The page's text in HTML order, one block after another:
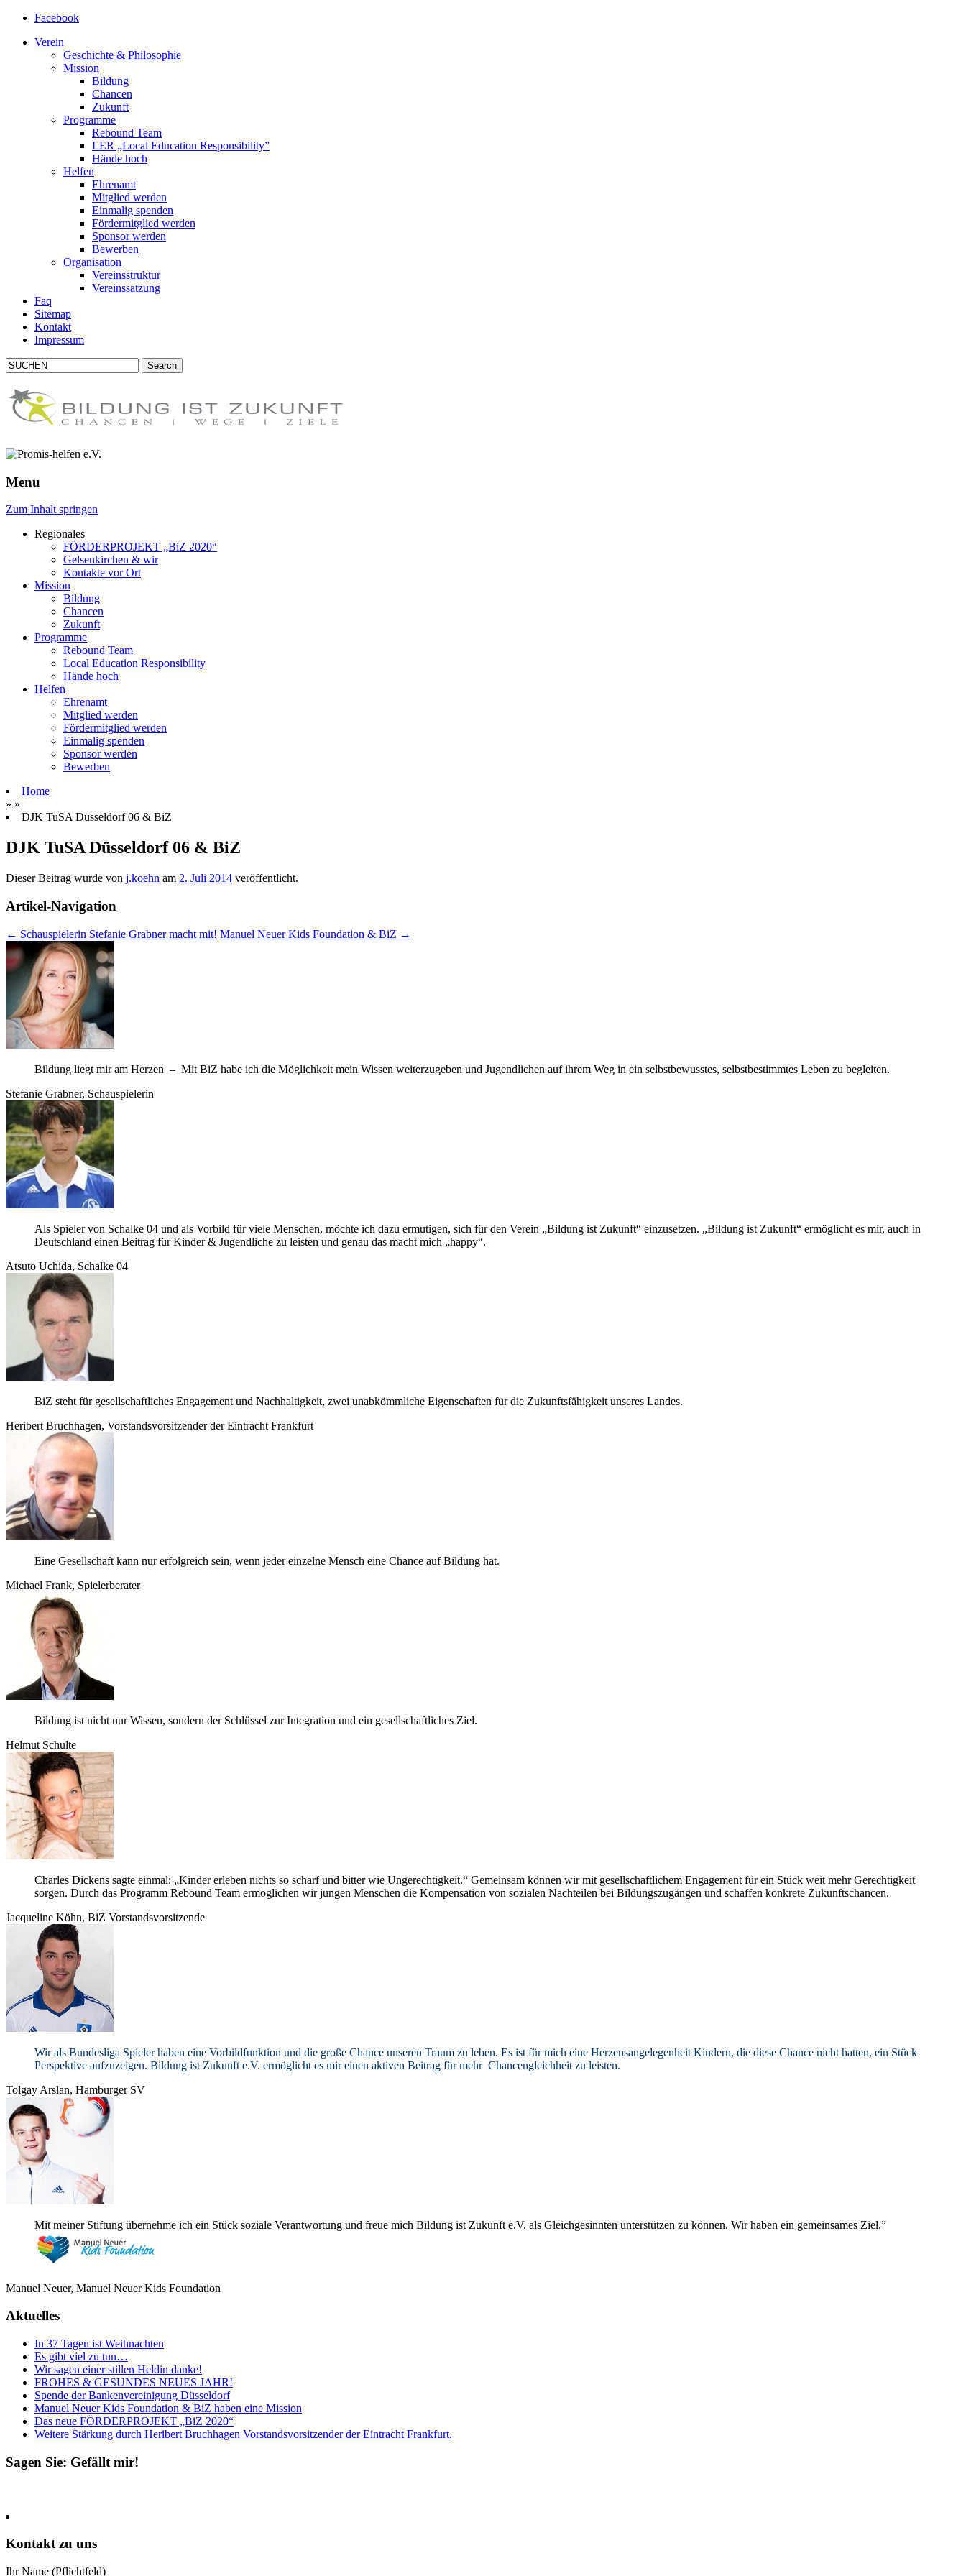
Facebook
Verein
Geschichte & Philosophie
Mission
Bildung
Chancen
Zukunft
Programme
Rebound Team
LER „Local Education Responsibility”
Hände hoch
Helfen
Ehrenamt
Mitglied werden
Einmalig spenden
Fördermitglied werden
Sponsor werden
Bewerben
Organisation
Vereinsstruktur
Vereinssatzung
Faq
Sitemap
Kontakt
Impressum
Menu
Zum Inhalt springen
Regionales
FÖRDERPROJEKT „BiZ 2020“
Gelsenkirchen & wir
Kontakte vor Ort
Mission
Bildung
Chancen
Zukunft
Programme
Rebound Team
Local Education Responsibility
Hände hoch
Helfen
Ehrenamt
Mitglied werden
Fördermitglied werden
Einmalig spenden
Sponsor werden
Bewerben
Home
» »
DJK TuSA Düsseldorf 06 & BiZ
DJK TuSA Düsseldorf 06 & BiZ
Dieser Beitrag wurde von j.koehn am 2. Juli 2014 veröffentlicht.
Artikel-Navigation
← Schauspielerin Stefanie Grabner macht mit! Manuel Neuer Kids Foundation & BiZ →
Bil­dung liegt mir am Her­zen – Mit BiZ habe ich die Mög­lich­keit mein Wis­sen wei­ter­zu­ge­ben und Jugend­li­chen auf ihrem Weg in ein selbst­be­wuss­tes, selbst­be­stimm­tes Leben zu begleiten.
Ste­fa­nie Grab­ner, Schauspielerin
Als Spie­ler von Schalke 04 und als Vor­bild für viele Men­schen, möchte ich dazu ermu­ti­gen, sich für den Ver­ein „Bil­dung ist Zukunft“ ein­zu­set­zen. „Bil­dung ist Zukunft“ ermög­licht es mir, auch in
Deutsch­land einen Bei­trag für Kin­der & Jugend­li­che zu leis­ten und genau das macht mich „happy“.
Atsuto Uchida, Schalke 04
BiZ steht für gesell­schaft­li­ches Enga­ge­ment und Nach­hal­tig­keit, zwei unab­kömm­li­che Eigen­schaf­ten für die Zukunfts­fä­hig­keit unse­res Landes.
Heri­bert Bruch­ha­gen, Vor­stands­vor­sit­zen­der der Ein­tracht Frankfurt
Eine Gesell­schaft kann nur erfolg­reich sein, wenn jeder ein­zelne Mensch eine Chance auf Bil­dung hat.
Michael Frank, Spielerberater
Bil­dung ist nicht nur Wis­sen, son­dern der Schlüs­sel zur Inte­gra­tion und ein gesell­schaft­li­ches Ziel.
Hel­mut Schulte
Charles Dickens sagte ein­mal: „Kin­der erle­ben nichts so scharf und bit­ter wie Unge­rech­tig­keit.“ Gemein­sam kön­nen wir mit gesell­schaft­li­chem Enga­ge­ment für ein Stück weit mehr Gerech­tig­keit
sor­gen. Durch das Pro­gramm Rebound Team ermög­li­chen wir jun­gen Men­schen die Kom­pen­sa­tion von sozia­len Nach­tei­len bei Bil­dungs­zu­gän­gen und schaf­fen kon­krete Zukunftschancen.
Jac­que­line Köhn, BiZ Vorstandsvorsitzende
Wir als Bun­des­liga Spie­ler haben eine Vor­bild­funk­tion und die große Chance unse­ren Traum zu leben. Es ist für mich eine Her­zens­an­ge­le­gen­heit Kin­dern, die diese Chance nicht hat­ten, ein Stück
Per­spek­tive auf­zu­zei­gen. Bil­dung ist Zukunft e.V. ermög­licht es mir einen akti­ven Bei­trag für mehr Chan­cen­gleich­heit zu leisten.
Tol­gay Ars­lan, Ham­bur­ger SV
Mit mei­ner Stif­tung über­nehme ich ein Stück soziale Ver­ant­wor­tung und freue mich Bil­dung ist Zukunft e.V. als Gleich­ge­sinn­ten unter­stüt­zen zu kön­nen. Wir haben ein gemein­sa­mes Ziel.”
Manuel Neuer, Manuel Neuer Kids Foundation
Aktuelles
In 37 Tagen ist Weihnachten
Es gibt viel zu tun…
Wir sagen einer stillen Heldin danke!
FROHES & GESUNDES NEUES JAHR!
Spende der Bankenvereinigung Düsseldorf
Manuel Neuer Kids Foundation & BiZ haben eine Mission
Das neue FÖRDERPROJEKT „BiZ 2020“
Weitere Stärkung durch Heribert Bruchhagen Vorstandsvorsitzender der Eintracht Frankfurt.
Sagen Sie: Gefällt mir!
Kontakt zu uns
Ihr Name (Pflicht­feld)